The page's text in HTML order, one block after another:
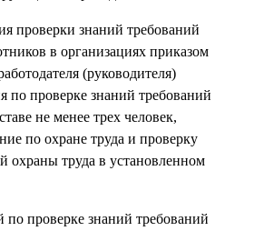
проверки знаний требований
в организациях приказом
(руководителя)
по проверке знаний требований
не менее трех человек,
по охране труда и проверку
охраны труда в установленном
по проверке знаний требований